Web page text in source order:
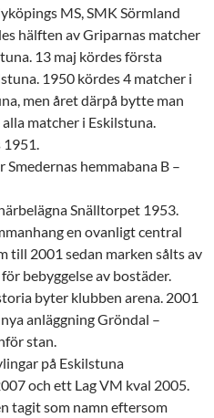
MS, SMK Sörmland
hälften av Griparnas matcher
13 maj kördes första
1950 kördes 4 matcher i
men året därpå bytte man
matcher i Eskilstuna.
hemmabana B –
Snälltorpet 1953.
en ovanligt central
till 2001 sedan marken sålts av
bebyggelse av bostäder.
byter klubben arena. 2001
anläggning Gröndal –
stan.
på Eskilstuna
och ett Lag VM kval 2005.
tagit som namn eftersom